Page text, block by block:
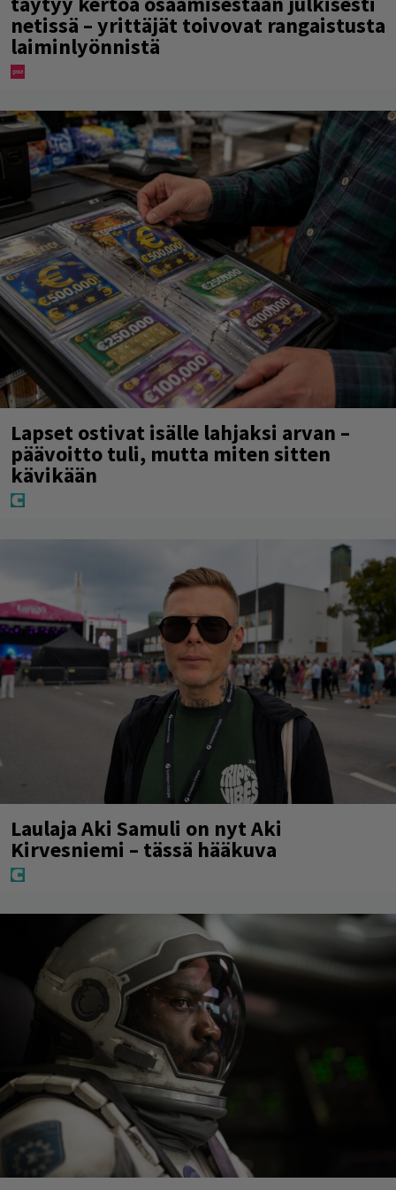
netissä – yrittäjät toivovat rangaistusta
laiminlyönnistä
Lapset ostivat isälle lahjaksi arvan –
päävoitto tuli, mutta miten sitten
kävikään
Laulaja Aki Samuli on nyt Aki
Kirvesniemi – tässä hääkuva